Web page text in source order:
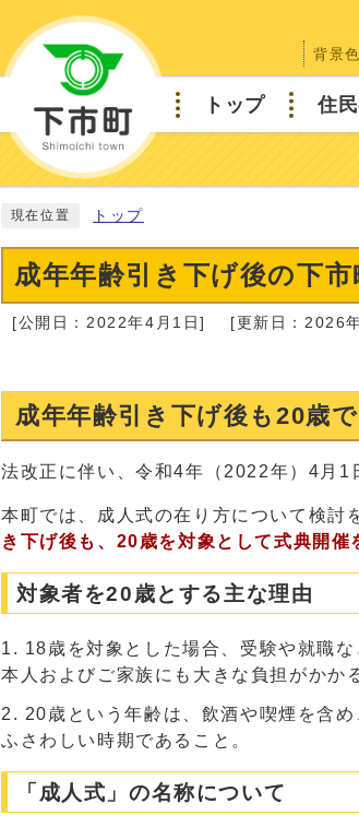
背景色
トップ 住
現在位置 トップ
成年年齢引き下げ後の下
[公開日：2022年4月1日] [更新日：2026
成年年齢引き下げ後も20歳
法改正に伴い、令和4年（2022年）4月1
本町では、成人式の在り方について検討
き下げ後も、20歳を対象として式典開催
対象者を20歳とする主な理由
18歳を対象とした場合、受験や就職
本人およびご家族にも大きな負担がかか
20歳という年齢は、飲酒や喫煙を含
ふさわしい時期であること。
「成人式」の名称について